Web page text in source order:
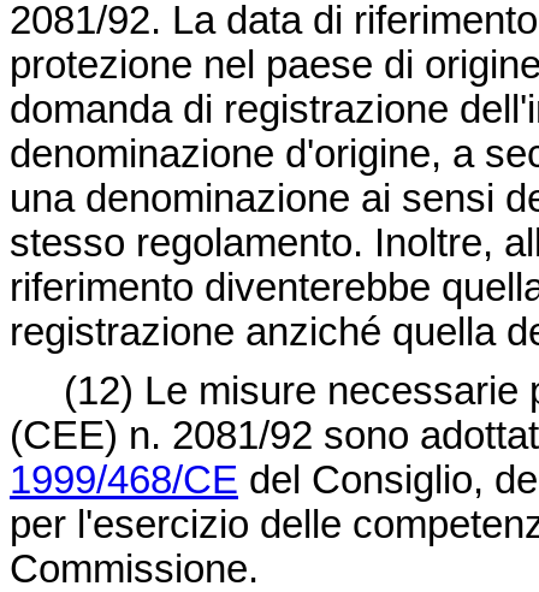
2081/92. La data di
protezione nel paese di
domanda di registrazione
denominazione d'origine, a
una denominazione ai sensi
stesso regolamento. Inoltre,
riferimento diventerebbe
registrazione anziché quella
(12) Le misure necessarie
(CEE) n. 2081/92 sono
1999/468/CE del Consiglio,
per l'esercizio delle
Commissione.